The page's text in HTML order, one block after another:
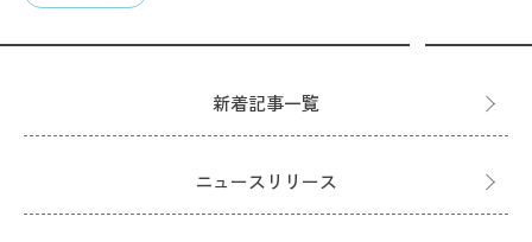
新着記事一覧
ニュースリリース